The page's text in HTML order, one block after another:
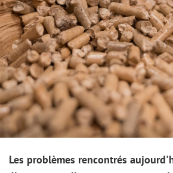
Image
Les problèmes rencontrés